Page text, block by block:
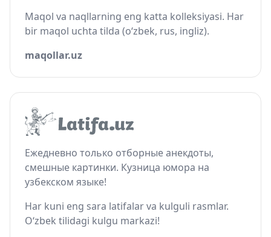
Maqol va naqllarning eng katta kolleksiyasi. Har
bir maqol uchta tilda (o‘zbek, rus, ingliz).
maqollar.uz
Ежедневно только отборные анекдоты,
смешные картинки. Кузница юмора на
узбекском языке!
Har kuni eng sara latifalar va kulguli rasmlar.
O‘zbek tilidagi kulgu markazi!